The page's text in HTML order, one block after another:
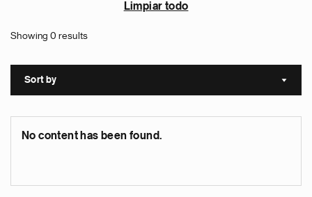
Limpiar todo
Showing 0 results
Sort by Sort
No content has been found.